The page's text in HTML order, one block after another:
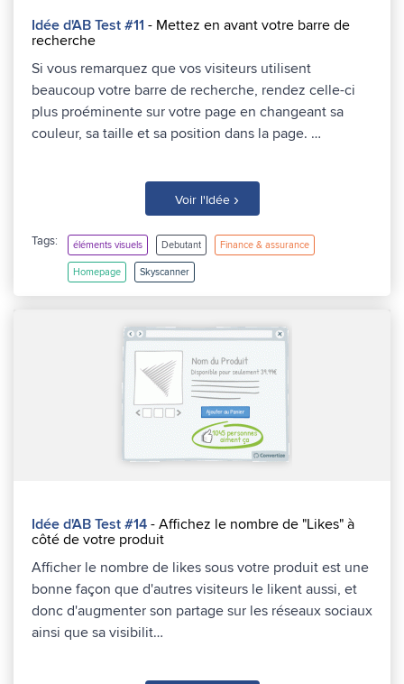
Idée d'AB Test #11 - Mettez en avant votre barre de
recherche
Si vous remarquez que vos visiteurs utilisent
beaucoup votre barre de recherche, rendez celle-ci
plus proéminente sur votre page en changeant sa
couleur, sa taille et sa position dans la page. …
Voir l'Idée ›
Tags: éléments visuels Debutant Finance & assurance
Homepage Skyscanner
Idée d'AB Test #14 - Affichez le nombre de "Likes" à
côté de votre produit
Afficher le nombre de likes sous votre produit est une
bonne façon que d'autres visiteurs le likent aussi, et
donc d'augmenter son partage sur les réseaux sociaux
ainsi que sa visibilit…